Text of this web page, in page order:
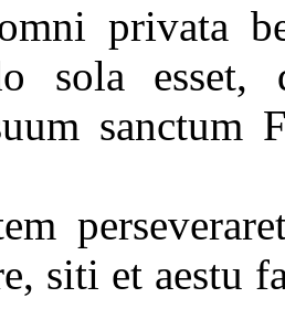
privata
sola esset,
sanctum
siti et aestu